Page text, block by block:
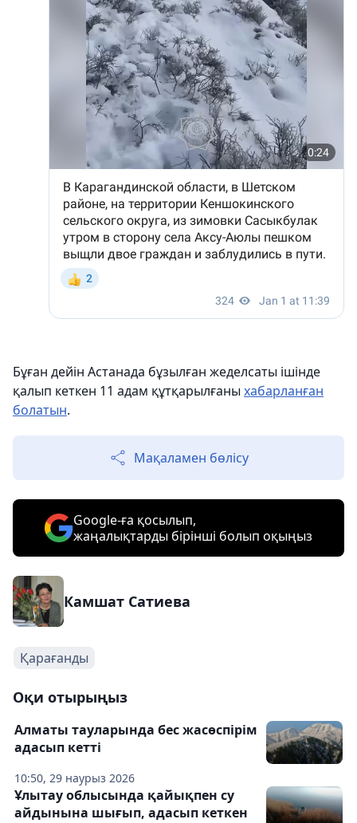
Бұған дейін Астанада бұзылған жеделсаты ішінде
қалып кеткен 11 адам құтқарылғаны хабарланған
болатын.
Мақаламен бөлісу
Google-ға қосылып,
жаңалықтарды бірінші болып оқыңыз
Камшат Сатиева
Қарағанды
Оқи отырыңыз
10:50, 29 наурыз 2026
Алматы тауларында бес жасөспірім
адасып кетті
Ұлытау облысында қайықпен су
айдынына шығып, адасып кеткен